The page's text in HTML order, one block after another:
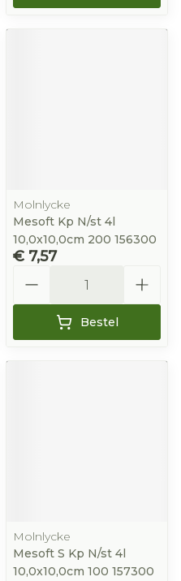
Molnlycke
Mesoft Kp N/st 4l
10,0x10,0cm 200 156300
€ 7,57
Bestel
Molnlycke
Mesoft S Kp N/st 4l
10,0x10,0cm 100 157300